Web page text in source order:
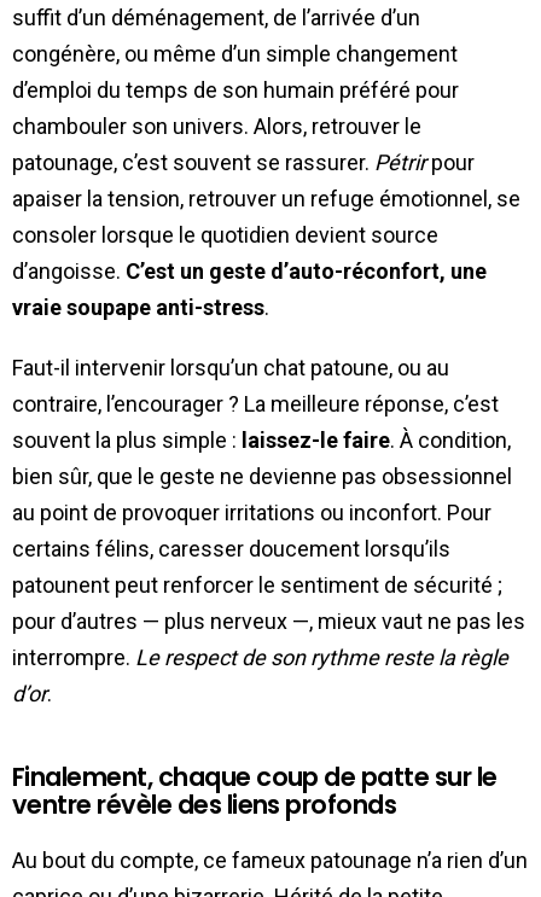
suffit d’un déménagement, de l’arrivée d’un
congénère, ou même d’un simple changement
d’emploi du temps de son humain préféré pour
chambouler son univers. Alors, retrouver le
patounage, c’est souvent se rassurer. Pétrirpour
apaiser la tension, retrouver un refuge émotionnel, se
consoler lorsque le quotidien devient source
d’angoisse. C’est un geste d’auto-réconfort, une
vraie soupape anti-stress.
Faut-il intervenir lorsqu’un chat patoune, ou au
contraire, l’encourager ? La meilleure réponse, c’est
souvent la plus simple : laissez-le faire. À condition,
bien sûr, que le geste ne devienne pas obsessionnel
au point de provoquer irritations ou inconfort. Pour
certains félins, caresser doucement lorsqu’ils
patounent peut renforcer le sentiment de sécurité ;
pour d’autres — plus nerveux —, mieux vaut ne pas les
interrompre. Le respect de son rythme reste la règle
d’or.
Finalement, chaque coup de patte sur le
ventre révèle des liens profonds
Au bout du compte, ce fameux patounage n’a rien d’un